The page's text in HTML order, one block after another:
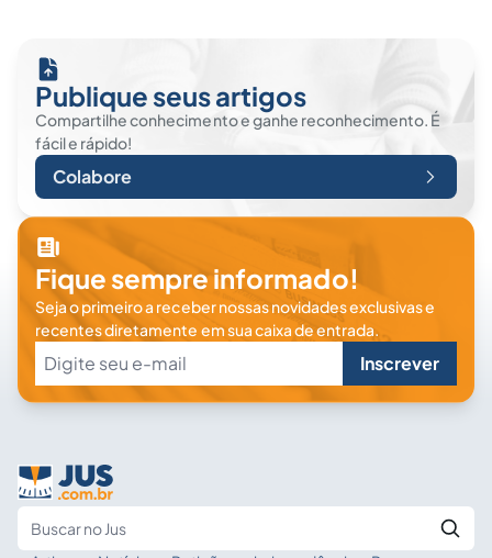
Publique seus artigos
Compartilhe conhecimento e ganhe reconhecimento. É
fácil e rápido!
Colabore
Fique sempre informado!
Seja o primeiro a receber nossas novidades exclusivas e
recentes diretamente em sua caixa de entrada.
Inscrever